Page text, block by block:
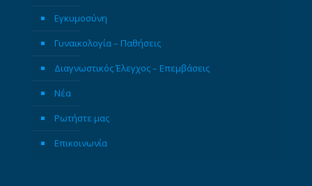
Εγκυμοσύνη
Γυναικολογία – Παθήσεις
Διαγνωστικός Έλεγχος – Επεμβάσεις
Νέα
Ρωτήστε μας
Επικοινωνία